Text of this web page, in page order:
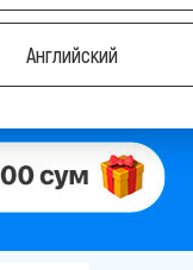
Английский
НАЙТИ